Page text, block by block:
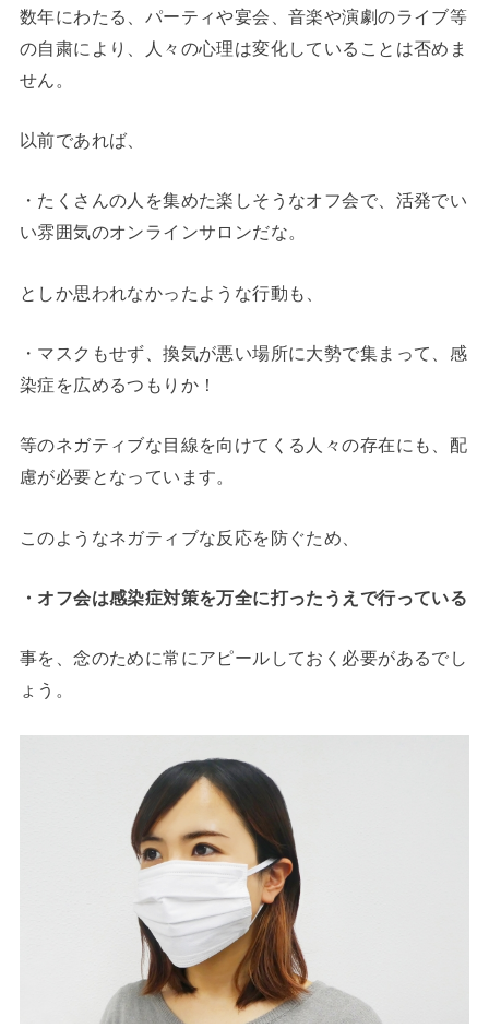
数年にわたる、パーティや宴会、音楽や演劇のライブ等
の自粛により、人々の心理は変化していることは否めま
せん。
以前であれば、
・たくさんの人を集めた楽しそうなオフ会で、活発でい
い雰囲気のオンラインサロンだな。
としか思われなかったような行動も、
・マスクもせず、換気が悪い場所に大勢で集まって、感
染症を広めるつもりか！
等のネガティブな目線を向けてくる人々の存在にも、配
慮が必要となっています。
このようなネガティブな反応を防ぐため、
・オフ会は感染症対策を万全に打ったうえで行っている
事を、念のために常にアピールしておく必要があるでし
ょう。